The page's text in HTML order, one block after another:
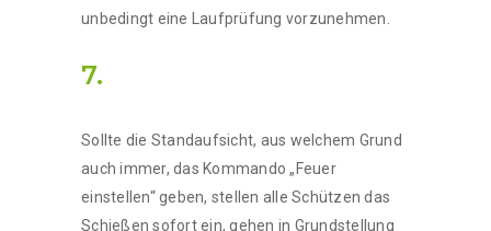
unbedingt eine Laufprüfung vorzunehmen.
7.
Sollte die Standaufsicht, aus welchem Grund
auch immer, das Kommando „Feuer
einstellen“ geben, stellen alle Schützen das
Schießen sofort ein, gehen in Grundstellung